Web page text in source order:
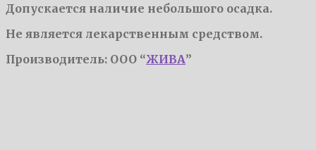
Допускается наличие небольшого осадка.
Не является лекарственным средством.
Производитель: ООО “ЖИВА”